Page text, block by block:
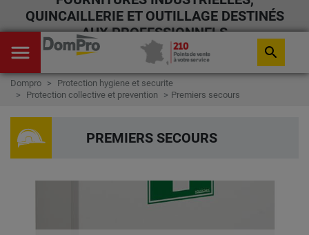
QUINCAILLERIE ET OUTILLAGE DESTINÉS
AUX PROFESSIONNELS
menu search
Dompro
Protection hygiene et securite
Protection collective et prevention
Premiers secours
PREMIERS SECOURS